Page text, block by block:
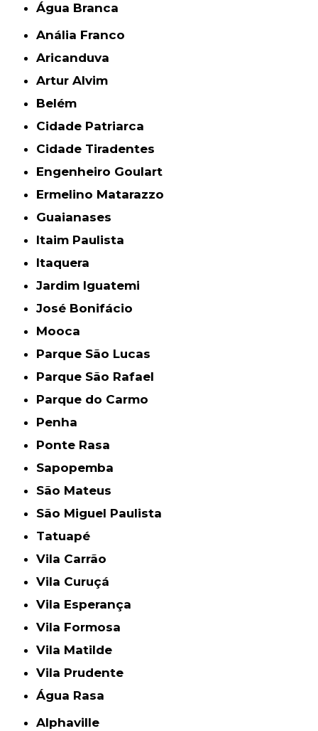
Água Branca
Anália Franco
Aricanduva
Artur Alvim
Belém
Cidade Patriarca
Cidade Tiradentes
Engenheiro Goulart
Ermelino Matarazzo
Guaianases
Itaim Paulista
Itaquera
Jardim Iguatemi
José Bonifácio
Mooca
Parque São Lucas
Parque São Rafael
Parque do Carmo
Penha
Ponte Rasa
Sapopemba
São Mateus
São Miguel Paulista
Tatuapé
Vila Carrão
Vila Curuçá
Vila Esperança
Vila Formosa
Vila Matilde
Vila Prudente
Água Rasa
Alphaville